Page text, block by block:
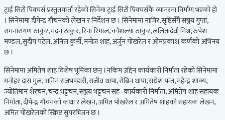
ट्राई सिटी पिक्चर्स प्रस्तुतकर्ता रहेको सिनेमा ट्राई सिटी पिक्चर्सकै व्यानरमा निर्माण भएको हो
। सिनेमामा दीपेन्द्र गौचनको लेखन र निर्देशन छ । सिनेमामा नाजिर, सृष्टिसँगै सञ्जय गुप्ता,
रामनारायण ठाकुर, मदन ठाकुर, रिना रिमाल, कौशल्या ठाकुर, ललितादेवी मिश्र, रुपेश
मण्डल, सुदीप पटेल, अनिल कुर्मी, मनोज शाह, अर्जुन पोखरेल र ओमप्रकाश कर्णको अभिनय
छ ।
सिनेमामा अमितेष शाह विशेष भूमिका छन् ।नकिम उद्दिन कार्यकारी निर्माता रहेको सिनेमामा
मनोहर दास मुल, अनिन राजभण्डारी, राजीव थापा, रोबिन थापा, राधेश पन्त, महेन्द्र शाक्य,
ज्योतिमान शेरचन, चन्द्र भट्टचन, सञ्जय भट्टचन सह–कार्यकारी निर्माता, अमितेष शाह सहायक
निर्माता, दीपेन्द्र गौचनको कथा र लेखन, अमित पोखरेल र अमितेष शाहको सहायक लेखन,
अमित पोखरेलको स्क्रिप्ट सुपरभिजन छ ।